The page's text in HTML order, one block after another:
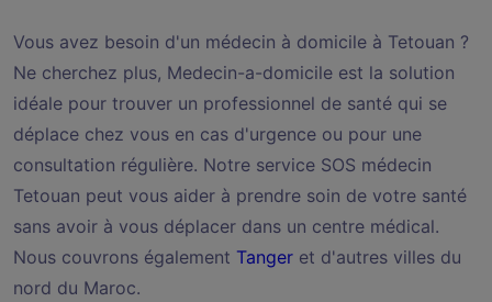
Vous avez besoin d'un médecin à domicile à Tetouan ?
Ne cherchez plus, Medecin-a-domicile est la solution
idéale pour trouver un professionnel de santé qui se
déplace chez vous en cas d'urgence ou pour une
consultation régulière. Notre service SOS médecin
Tetouan peut vous aider à prendre soin de votre santé
sans avoir à vous déplacer dans un centre médical.
Nous couvrons également Tanger et d'autres villes du
nord du Maroc.